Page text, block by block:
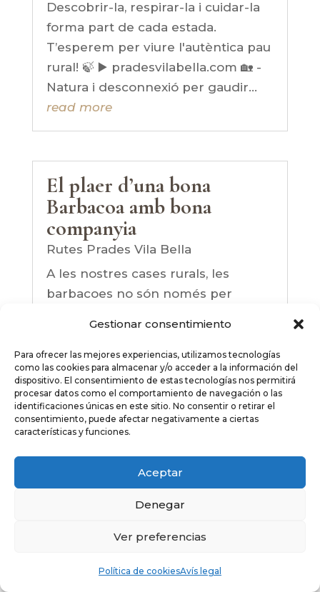
Gestionar consentimiento
Para ofrecer las mejores experiencias, utilizamos tecnologías
como las cookies para almacenar y/o acceder a la información del
dispositivo. El consentimiento de estas tecnologías nos permitirá
procesar datos como el comportamiento de navegación o las
identificaciones únicas en este sitio. No consentir o retirar el
consentimiento, puede afectar negativamente a ciertas
características y funciones.
Aceptar
Denegar
Ver preferencias
Política de cookiesAvís legal
Descobrir-la, respirar-la i cuidar-la
forma part de cada estada.
T’esperem per viure l'autèntica pau
rural! 🍃 ▶️ pradesvilabella.com 🏡 -
Natura i desconnexió per gaudir...
read more
El plaer d’una bona
Barbacoa amb bona
companyia
Rutes Prades Vila Bella
A les nostres cases rurals, les
barbacoes no són només per
fins al capvespre. 🍖🔥 Amics, natura
i bon menjar: la combinació
perfecta per desconnectar i gaudir.
Reserva la teva escapada i fes de
la...
read more
Les nostres cases: Casa
Les nostres cases